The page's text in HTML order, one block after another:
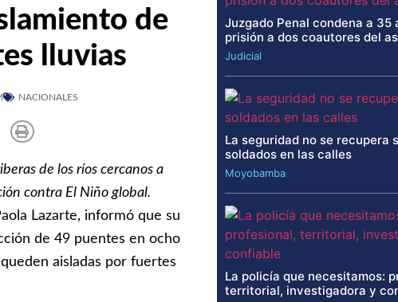
de
lluvias
NACIONALES
de los ríos cercanos a
contra El Niño global.
Lazarte, informó que su
de 49 puentes en ocho
aisladas por fuertes
Juzgado Penal condena a 35
prisión a dos coautores del
Judicial
La seguridad no se recupera
soldados en las calles
Moyobamba
La policía que necesitamos:
territorial, investigadora y